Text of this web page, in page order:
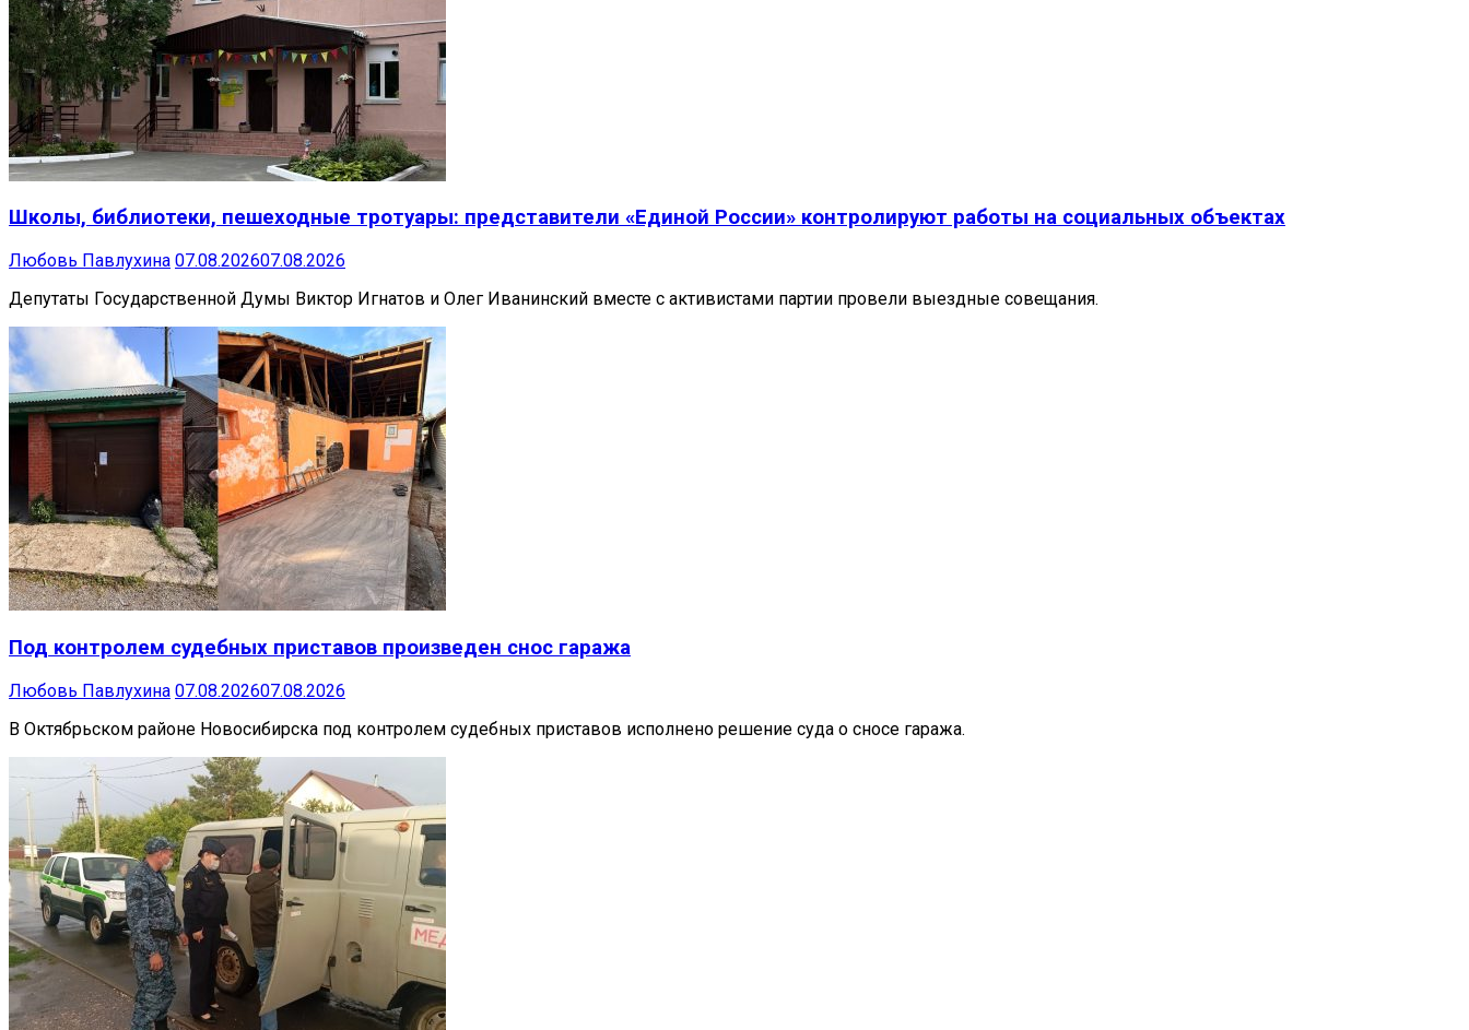
Школы, библиотеки, пешеходные тротуары: представители «Единой России» контролируют работы на социальных объектах
Любовь Павлухина 07.08.202607.08.2026
Депутаты Государственной Думы Виктор Игнатов и Олег Иванинский вместе с активистами партии провели выездные совещания.
Под контролем судебных приставов произведен снос гаража
Любовь Павлухина 07.08.202607.08.2026
В Октябрьском районе Новосибирска под контролем судебных приставов исполнено решение суда о сносе гаража.